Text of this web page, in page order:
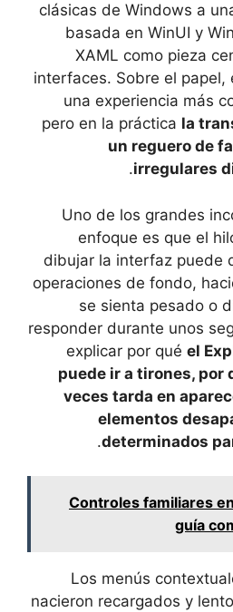
clásicas de Windows a
basada en WinUI y
XAML como pieza
interfaces. Sobre el
una experiencia más
pero en la práctica la
un reguero de
irregulares
.
Uno de los grandes
enfoque es que el
dibujar la interfaz puede
operaciones de fondo,
se sienta pesado o
responder durante unos
explicar por qué el
puede ir a tirones, por
veces tarda en
elementos
determinados
.
Controles familiares
guía
Los menús
nacieron recargados y